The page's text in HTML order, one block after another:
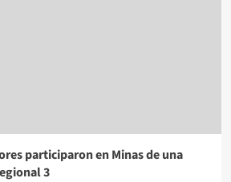
participaron en Minas de una
3